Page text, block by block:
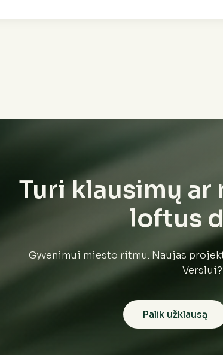
Turi klausimų
loftus
Gyvenimui miesto ritmu. Naujas
Palik užklausą